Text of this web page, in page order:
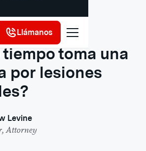
Llámanos
Recursos legales
toma una
por lesiones
Levine
Attorney